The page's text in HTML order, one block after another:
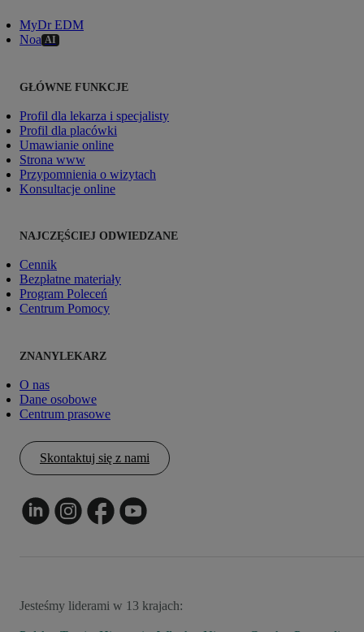
MyDr EDM
Noa AI
GŁÓWNE FUNKCJE
Profil dla lekarza i specjalisty
Profil dla placówki
Umawianie online
Strona www
Przypomnienia o wizytach
Konsultacje online
NAJCZĘŚCIEJ ODWIEDZANE
Cennik
Bezpłatne materiały
Program Poleceń
Centrum Pomocy
ZNANYLEKARZ
O nas
Dane osobowe
Centrum prasowe
Skontaktuj się z nami
Jesteśmy liderami w 13 krajach: